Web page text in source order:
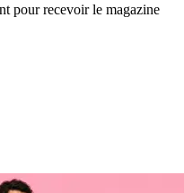
pour recevoir le magazine